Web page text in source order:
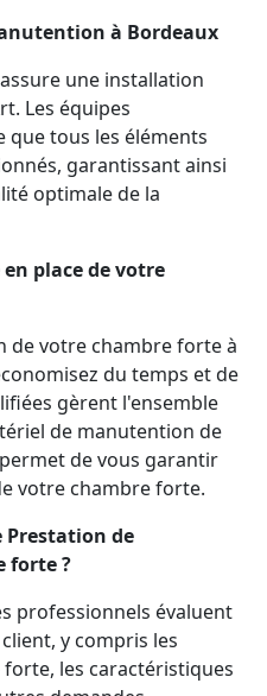
à Bordeaux
une installation
Les équipes
que tous les éléments
garantissant ainsi
optimale de la
place de votre
de votre chambre forte à
du temps et de
gèrent l'ensemble
de manutention de
de vous garantir
votre chambre forte.
Prestation de
forte ?
professionnels évaluent
y compris les
les caractéristiques